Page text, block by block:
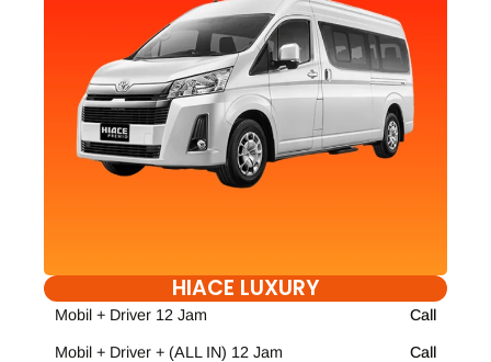
HIACE LUXURY
Mobil + Driver 12 Jam Call
Mobil + Driver + (ALL IN) 12 Jam Call